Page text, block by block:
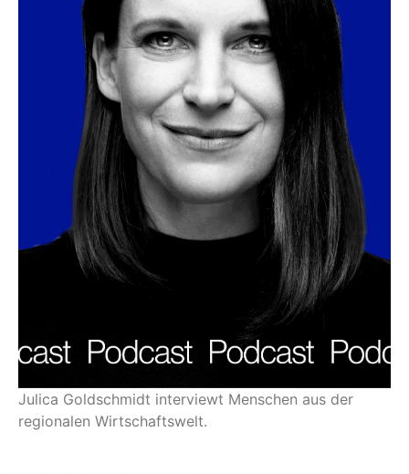
Julica Goldschmidt interviewt Menschen aus der
regionalen Wirtschaftswelt.